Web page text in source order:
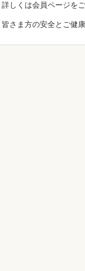
詳しくは会員ページを
皆さま方の安全とご健